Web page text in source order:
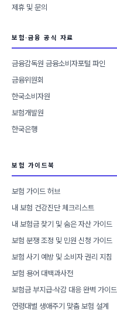
제휴 및 문의
보험·금융 공식 자료
금융감독원 금융소비자포털 파인
금융위원회
한국소비자원
보험개발원
한국은행
보험 가이드북
보험 가이드 허브
내 보험 건강진단 체크리스트
내 보험금 찾기 및 숨은 자산 가이드
보험 분쟁 조정 및 민원 신청 가이드
보험 사기 예방 및 소비자 권리 지침
보험 용어 대백과사전
보험금 부지급·삭감 대응 완벽 가이드
연령대별 생애주기 맞춤 보험 설계